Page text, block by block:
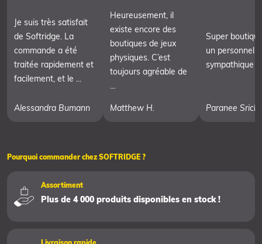
Je suis très satisfait
de Softridge. La
commande a été
traitée rapidement et
facilement, et le ...
Alessandra Bumann
Heureusement, il
existe encore des
boutiques de jeux
physiques. C’est
toujours agréable de
...
Matthew H.
Super
un personnel
sympathique
Paranee
Pourquoi commander chez SOFTRIDGE ?
Assortiment
Plus de 4 000 produits disponibles en stock !